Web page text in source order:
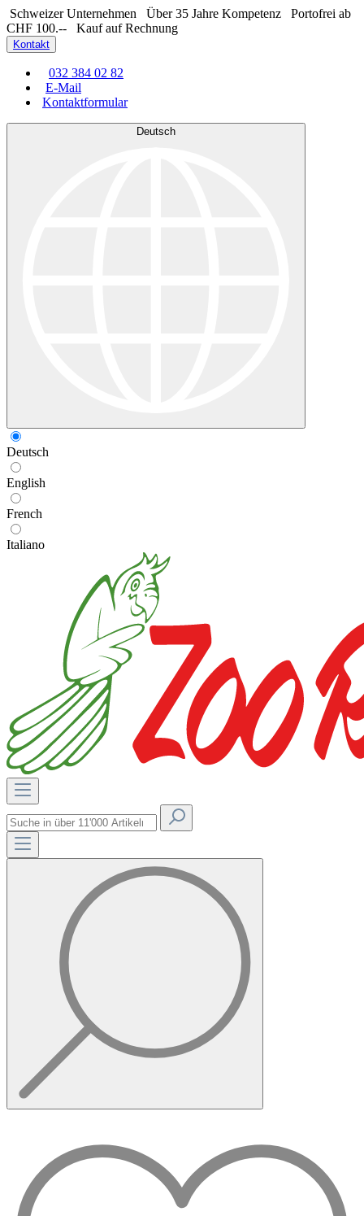
Schweizer Unternehmen Über 35 Jahre Kompetenz
Portofrei ab
CHF 100.--
Kauf auf Rechnung
Kontakt
032 384 02 82
E-Mail
Kontaktformular
Deutsch
Deutsch
English
French
Italiano